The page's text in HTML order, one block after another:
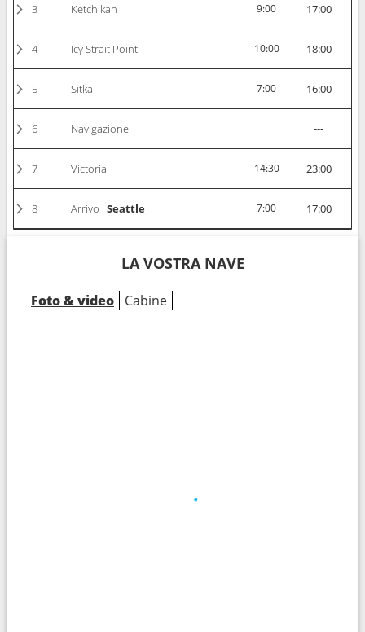
3 Ketchikan 9:00 17:00
4 Icy Strait Point 10:00 18:00
5 Sitka 7:00 16:00
6 Navigazione --- ---
7 Victoria 14:30 23:00
8 Arrivo :Seattle 7:00 17:00
LA VOSTRA NAVE
Foto & video Cabine